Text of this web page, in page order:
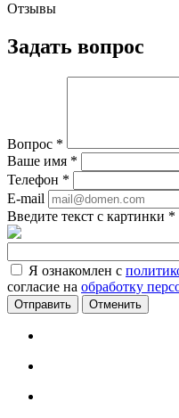
Отзывы
Задать вопрос
Вопрос *
Ваше имя *
Телефон *
E-mail
Введите текст с картинки *
Я ознакомлен с
согласие на обработку
Отменить